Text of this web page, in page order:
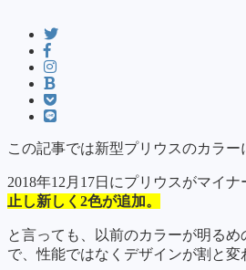
この記事では新型プリウスのカラー
2018年12月17日にプリウスがマイナ
止し新しく2色が追加。
と言っても、以前のカラーが明る
で、性能ではなくデザインが割と変